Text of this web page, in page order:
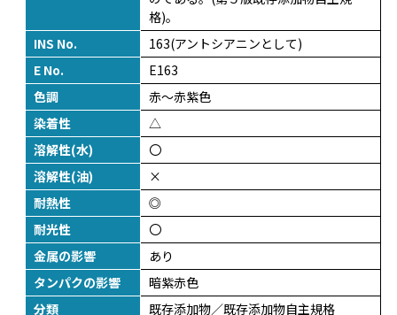
格)。
INS No.
163(アントシアニンとして)
E No.
E163
色調
赤～赤紫色
染着性
△
溶解性(水)
〇
溶解性(油)
×
耐熱性
◎
耐光性
〇
金属の影響
あり
タンパクの影響
暗紫赤色
分類
既存添加物／既存添加物自主規格